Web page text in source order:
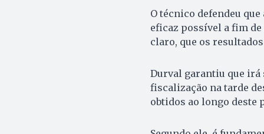
O técnico defendeu
eficaz possível a fim
claro, que os
Durval garantiu que irá
fiscalização na tarde
obtidos ao longo deste